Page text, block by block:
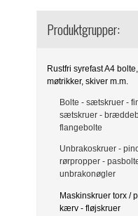
Produktgrupper:
Rustfri syrefast A4
møtrikker, skiver m.m.
Bolte - sætskruer -
sætskruer -
flangebolte
Unbrakoskruer -
rørpropper -
unbrakonøgler
Maskinskruer torx /
kærv - fløjskruer